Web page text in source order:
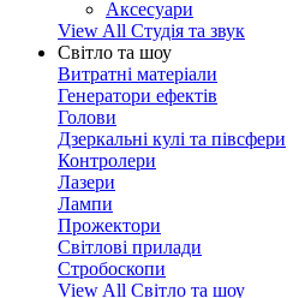
Аксесуари
View All Студія та звук
Світло та шоу
Витратні матеріали
Генератори ефектів
Голови
Дзеркальні кулі та півсфери
Контролери
Лазери
Лампи
Прожектори
Світлові прилади
Стробоскопи
View All Світло та шоу